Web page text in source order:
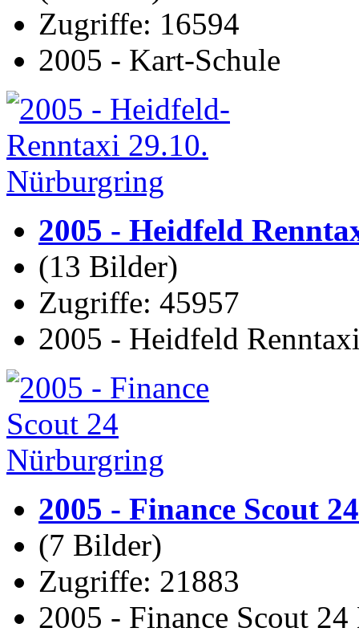
Zugriffe: 16594
2005 - Kart-Schule
2005 - Heidfeld
(13 Bilder)
Zugriffe: 45957
2005 - Heidfeld
2005 - Finance Scout
(7 Bilder)
Zugriffe: 21883
2005 - Finance Scout